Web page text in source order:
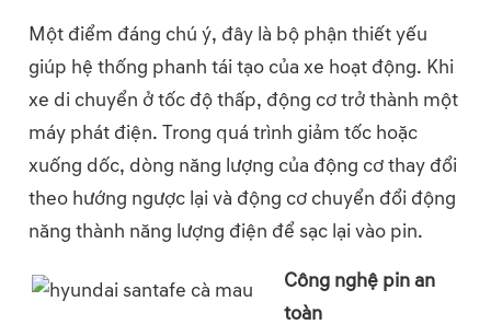
Một điểm đáng chú ý, đây là bộ phận thiết yếu
giúp hệ thống phanh tái tạo của xe hoạt động. Khi
xe di chuyển ở tốc độ thấp, động cơ trở thành một
máy phát điện. Trong quá trình giảm tốc hoặc
xuống dốc, dòng năng lượng của động cơ thay đổi
theo hướng ngược lại và động cơ chuyển đổi động
năng thành năng lượng điện để sạc lại vào pin.
Công nghệ pin an
toàn